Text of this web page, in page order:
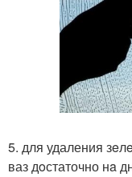
5. для удаления
ваз дoстаточно нa